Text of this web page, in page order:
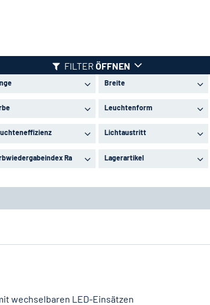
FILTER ÖFFNEN
Breite
Leuchtenform
Lichtaustritt
Ra Lagerartikel
wechselbaren LED-Einsätzen